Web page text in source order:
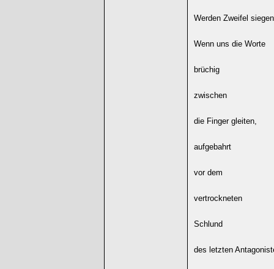
Werden Zweifel
Wenn uns die Worte
brüchig
zwischen
die Finger gleiten,
aufgebahrt
vor dem
vertrockneten
Schlund
des letzten